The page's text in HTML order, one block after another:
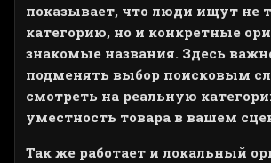
показывает, что люди ищут не
категорию, но и конкретные
знакомые названия. Здесь
подменять выбор поисковым
смотреть на реальную
уместность товара в вашем
Так же работает и локальный